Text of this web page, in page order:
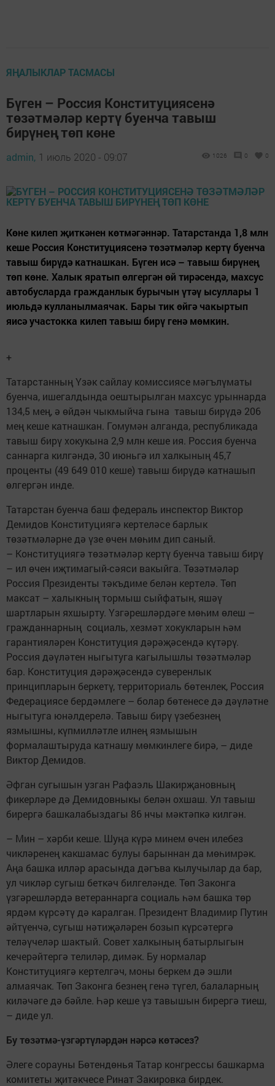
ЯҢАЛЫКЛАР ТАСМАСЫ
Бүген – Россия Конституциясенә
төзәтмәләр кертү буенча тавыш
бирүнең төп көне
admin, 1 июль 2020 - 09:07 1026 0 0
Көне килеп җиткәнен көтмәгәннәр. Татарстанда 1,8 млн
кеше Россия Конституциясенә төзәтмәләр кертү буенча
тавыш бирүдә катнашкан. Бүген исә – тавыш бирүнең
төп көне. Халык яратып өлгергән өй тирәсендә, махсус
автобусларда гражданлык бурычын үтәү ысуллары 1
июльдә кулланылмаячак. Бары тик өйгә чакыртып
яисә участокка килеп тавыш бирү генә мөмкин.
+
Татарстанның Үзәк сайлау комиссиясе мәгълүматы
буенча, ишегалдында оештырылган махсус урыннарда
134,5 мең, ә өйдән чыкмыйча гына тавыш бирүдә 206
мең кеше катнашкан. Гомумән алганда, республикада
тавыш бирү хокукына 2,9 млн кеше ия. Россия буенча
саннарга килгәндә, 30 июньгә ил халкының 45,7
проценты (49 649 010 кеше) тавыш бирүдә катнашып
өлгергән инде.
Татарстан буенча баш федераль инспектор Виктор
Демидов Конституциягә кертеләсе барлык
төзәтмәләрне дә үзе өчен мөһим дип саный.
– Конституциягә төзәтмәләр кертү буенча тавыш бирү
– ил өчен иҗтимагый-сәяси вакыйга. Төзәтмәләр
Россия Президенты тәкъдиме белән кертелә. Төп
максат – халыкның тормыш сыйфатын, яшәү
шартларын яхшырту. Үзгәрешләрдәге мөһим өлеш –
гражданнарның социаль, хезмәт хокукларын һәм
гарантияләрен Конституция дәрәҗәсендә күтәрү.
Россия дәүләтен ныгытуга кагылышлы төзәтмәләр
бар. Конституция дәрәҗәсендә суверенлык
принципларын беркетү, территориаль бөтенлек, Россия
Федерациясе бердәмлеге – болар бөтенесе дә дәүләтне
ныгытуга юнәлдерелә. Тавыш бирү үзебезнең
язмышны, күпмилләтле илнең язмышын
формалаштыруда катнашу мөмкинлеге бирә, – диде
Виктор Демидов.
Әфган сугышын узган Рафаэль Шакирҗановның
фикерләре дә Демидовныкы белән охшаш. Ул тавыш
бирергә башкалабыздагы 86 нчы мәктәпкә килгән.
– Мин – хәрби кеше. Шуңа күрә минем өчен илебез
чикләренең какшамас булуы барыннан да мөһимрәк.
Аңа башка илләр арасында дәгъва кылучылар да бар,
ул чикләр сугыш беткәч билгеләнде. Төп Законга
үзгәрешләрдә ветераннарга социаль һәм башка төр
ярдәм күрсәтү дә каралган. Президент Владимир Путин
әйтүенчә, сугыш нәтиҗәләрен бозып күрсәтергә
теләүчеләр шактый. Совет халкының батырлыгын
кечерәйтергә телиләр, димәк. Бу нормалар
Конституциягә кертелгәч, моны беркем дә эшли
алмаячак. Төп Законга безнең генә түгел, балаларның
киләчәге дә бәйле. Һәр кеше үз тавышын бирергә тиеш,
– диде ул.
Бу төзәтмә-үзгәртүләрдән нәрсә көтәсез?
Әлеге сорауны Бөтендөнья Татар конгрессы башкарма
комитеты җитәкчесе Ринат Закировка бирдек.